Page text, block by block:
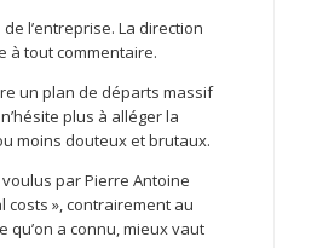
l’entreprise. La direction
à tout commentaire.
un plan de départs massif
plus à alléger la
moins douteux et brutaux.
par Pierre Antoine
costs », contrairement au
qu’on a connu, mieux vaut